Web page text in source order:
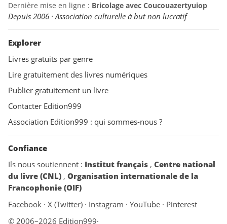
Dernière mise en ligne : Bricolage avec Coucouazertyuiop
Depuis 2006 · Association culturelle à but non lucratif
Explorer
Livres gratuits par genre
Lire gratuitement des livres numériques
Publier gratuitement un livre
Contacter Edition999
Association Edition999 : qui sommes-nous ?
Confiance
Ils nous soutiennent : Institut français , Centre national
du livre (CNL) , Organisation internationale de la
Francophonie (OIF)
Facebook · X (Twitter) · Instagram · YouTube · Pinterest
© 2006–2026 Edition999·